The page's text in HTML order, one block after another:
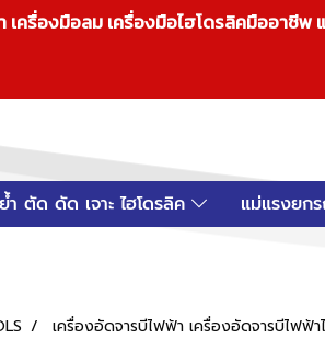
ครื่องมือลม เครื่องมือไฮโดรลิคมืออาชี
ำ ตัด ดัด เจาะ ไฮโดรลิค แม่แรงยก
เครื่องอัดจารบีไฟฟ้า เครื่องอัดจารบีไฟฟ้า